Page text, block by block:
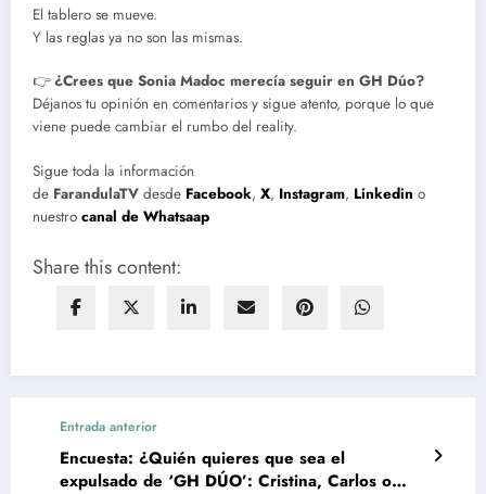
El tablero se mueve.
Y las reglas ya no son las mismas.
👉¿Crees que Sonia Madoc merecía seguir en GH Dúo?
Déjanos tu opinión en comentarios y sigue atento, porque lo que
viene puede cambiar el rumbo del reality.
Sigue toda la información
de FarandulaTV desde Facebook, X, Instagram, Linkedin o
nuestro canal de Whatsaap
Share this content:
Entrada anterior
Encuesta: ¿Quién quieres que sea el
expulsado de ‘GH DÚO’: Cristina, Carlos o